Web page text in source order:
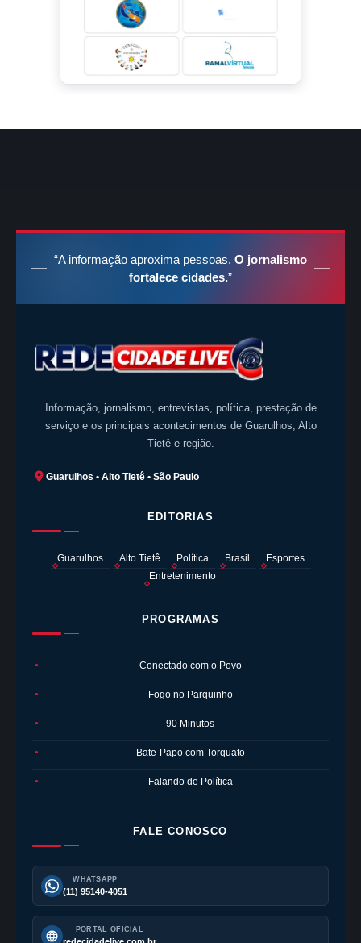
“A informação aproxima pessoas. O jornalismo
fortalece cidades.”
Informação, jornalismo, entrevistas, política, prestação de
serviço e os principais acontecimentos de Guarulhos, Alto
Tietê e região.
Guarulhos • Alto Tietê • São Paulo
EDITORIAS
Guarulhos Alto Tietê Política Brasil
Esportes
Entretenimento
PROGRAMAS
● Conectado com o Povo
● Fogo no Parquinho
● 90 Minutos
● Bate-Papo com Torquato
● Falando de Política
FALE CONOSCO
WHATSAPP
(11) 95140-4051
PORTAL OFICIAL